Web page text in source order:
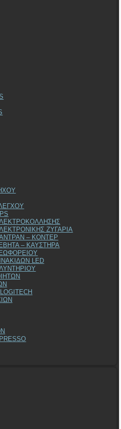
ΖΥΓΑΡΙΑ
– ΚΟΝΤΕΡ
– ΚΑΥΣΤΗΡΑ
LED